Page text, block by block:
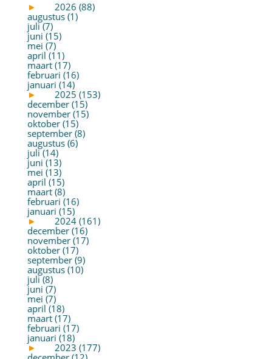
►
2026 (88)
augustus (1)
juli (7)
juni (15)
mei (7)
april (11)
maart (17)
februari (16)
januari (14)
►
2025 (153)
december (15)
november (15)
oktober (15)
september (8)
augustus (6)
juli (14)
juni (13)
mei (13)
april (15)
maart (8)
februari (16)
januari (15)
►
2024 (161)
december (16)
november (17)
oktober (17)
september (9)
augustus (10)
juli (8)
juni (7)
mei (7)
april (18)
maart (17)
februari (17)
januari (18)
►
2023 (177)